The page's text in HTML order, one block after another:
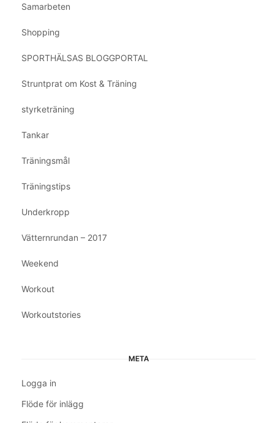
Samarbeten
Shopping
SPORTHÄLSAS BLOGGPORTAL
Struntprat om Kost & Träning
styrketräning
Tankar
Träningsmål
Träningstips
Underkropp
Vätternrundan – 2017
Weekend
Workout
Workoutstories
META
Logga in
Flöde för inlägg